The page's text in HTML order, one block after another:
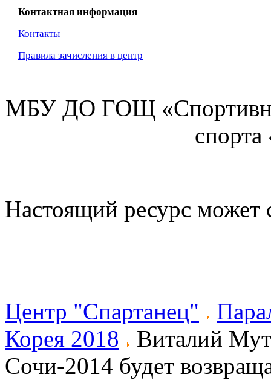
Контактная информация
Контакты
Правила зачисления в центр
МБУ ДО ГОЩ
Настоящий ресурс может
Центр "Спартанец"
Корея 2018
Виталий
Сочи-2014 будет